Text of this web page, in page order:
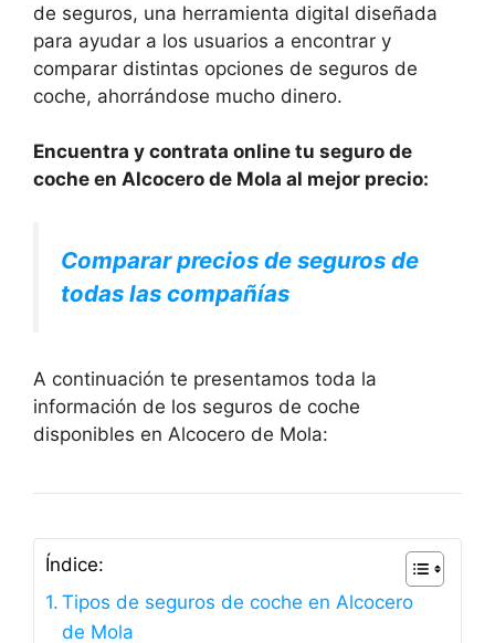
de seguros, una herramienta digital diseñada
para ayudar a los usuarios a encontrar y
comparar distintas opciones de seguros de
coche, ahorrándose mucho dinero.
Encuentra y contrata online tu seguro de
coche en Alcocero de Mola al mejor precio:
Comparar precios de seguros de
todas las compañías
A continuación te presentamos toda la
información de los seguros de coche
disponibles en Alcocero de Mola:
Índice:
Tipos de seguros de coche en Alcocero
de Mola